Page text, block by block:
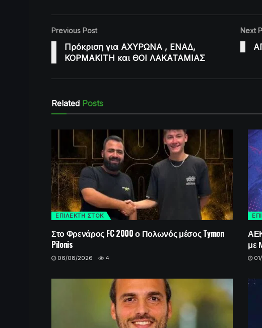
Previous Post
Πρόκριση για ΑΧΥΡΩΝΑ , ΕΝΑΔ,
ΚΟΡΜΑΚΙΤΗ και ΘΟΙ ΛΑΚΑΤΑΜΙΑΣ
Next
Related Posts
ΕΠΙΛΕΚΤΗ ΣΤΟΚ
Στο Φρενάρος FC 2000 ο Πολωνός μέσος Tymon
Pilonis
06/08/2026 4
με